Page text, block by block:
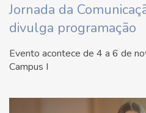
Jornada da
divulga programação
Evento acontece de 4 a 6 de
Campus I